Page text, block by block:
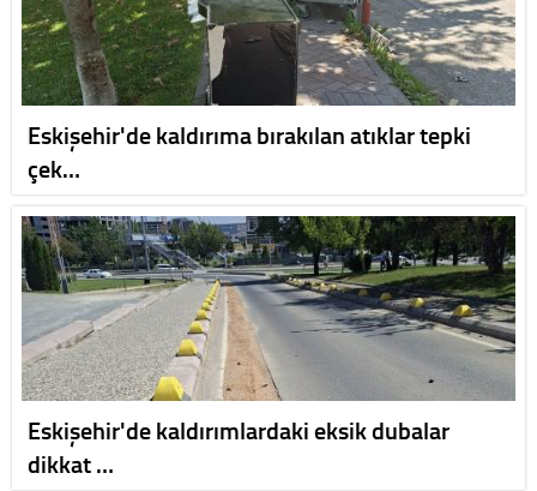
Eskişehir'de kaldırıma bırakılan atıklar tepki
çek…
Eskişehir'de kaldırımlardaki eksik dubalar
dikkat …